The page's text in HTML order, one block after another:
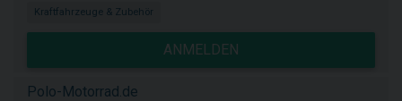
Kraftfahrzeuge & Zubehör
ANMELDEN
Polo-Motorrad.de